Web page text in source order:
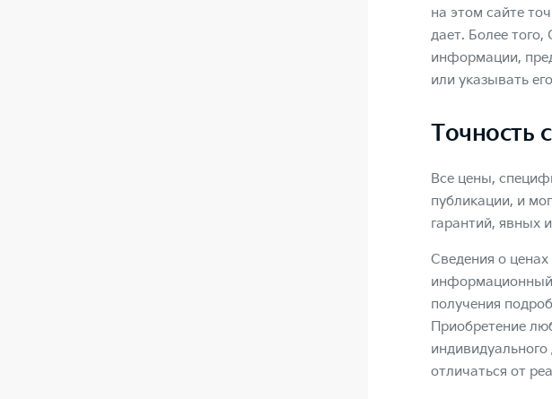
на этом сайте
дает. Более
информации,
или указывать
Точность
Все цены,
публикации, и
гарантий, явных
Сведения о
информационный
получения
Приобретение
отличаться от